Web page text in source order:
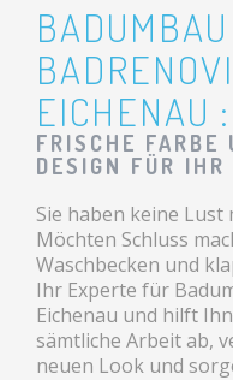
BADUMBAU
EICHENAU :
FRISCHE FARBE
DESIGN FÜR IHR
Sie haben keine Lust
Möchten Schluss
Waschbecken und
Ihr Experte für
Eichenau und hilft
sämtliche Arbeit ab,
neuen Look und